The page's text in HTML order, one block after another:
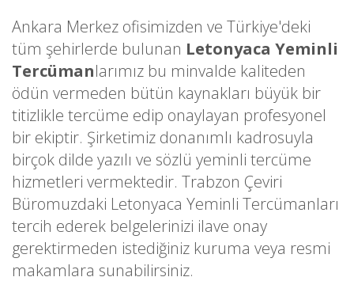
Ankara Merkez ofisimizden ve Türkiye'deki
tüm şehirlerde bulunan Letonyaca Yeminli
Tercümanlarımız bu minvalde kaliteden
ödün vermeden bütün kaynakları büyük bir
titizlikle tercüme edip onaylayan profesyonel
bir ekiptir. Şirketimiz donanımlı kadrosuyla
birçok dilde yazılı ve sözlü yeminli tercüme
hizmetleri vermektedir. Trabzon Çeviri
Büromuzdaki Letonyaca Yeminli Tercümanları
tercih ederek belgelerinizi ilave onay
gerektirmeden istediğiniz kuruma veya resmi
makamlara sunabilirsiniz.